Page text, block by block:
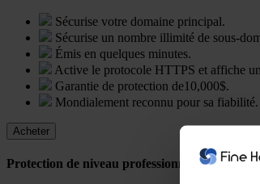
Sécurise votre domaine principal.
Sécurise un nombre illimité de sous-
Émis en quelques minutes.
Active le protocole HTTPS et affiche
Garantie de protection de10,000$.
Mondialement reconnu pour sa fiabilité.
Acheter
Protection de niveau professionnel pour